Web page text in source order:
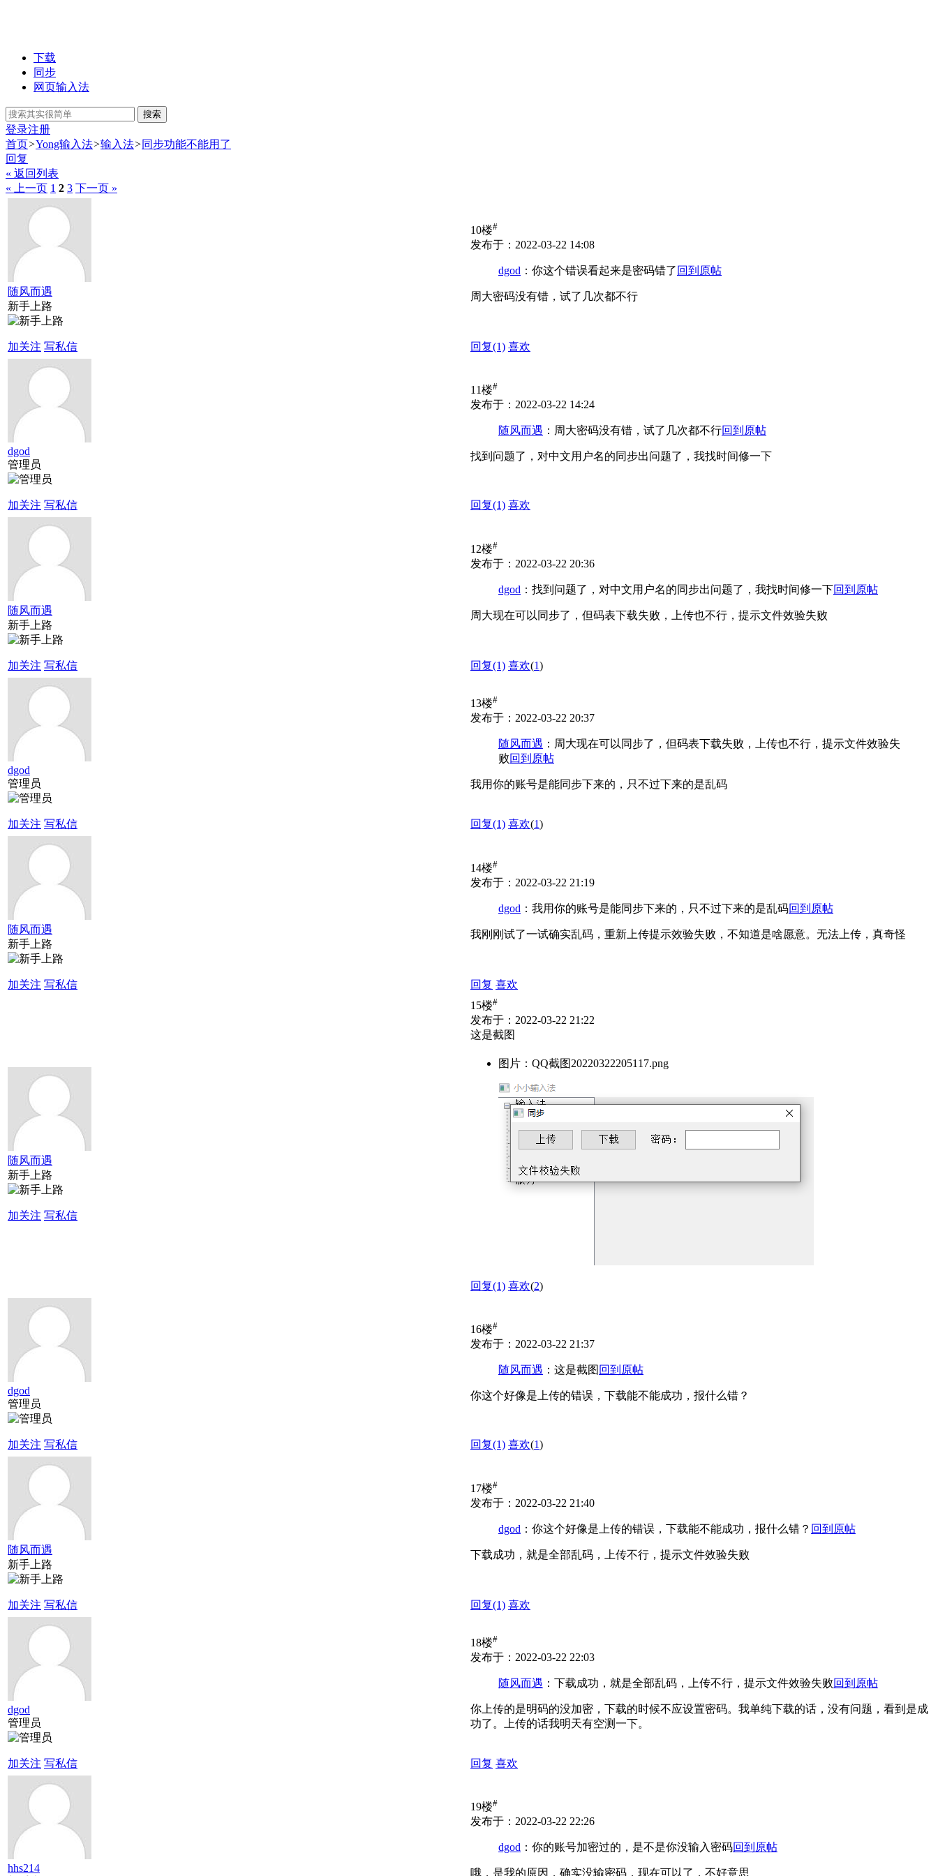
下载
同步
网页输入法
搜索
登录注册
首页>Yong输入法>输入法>同步功能不能用了
回复
« 返回列表
« 上一页 1 2 3 下一页 »
随风而遇
新手上路
加关注 写私信
10楼#
发布于：2022-03-22 14:08
dgod ：你这个错误看起来是密码错了 回到原帖
周大密码没有错，试了几次都不行
回复(1) 喜欢
dgod
管理员
加关注 写私信
11楼#
发布于：2022-03-22 14:24
随风而遇 ：周大密码没有错，试了几次都不行回到原帖
找到问题了，对中文用户名的同步出问题了，我找时间修一下
回复(1) 喜欢
随风而遇
新手上路
加关注 写私信
12楼#
发布于：2022-03-22 20:36
dgod ：找到问题了，对中文用户名的同步出问题了，我找时间修一下回到原帖
周大现在可以同步了，但码表下载失败，上传也不行，提示文件效验失败
回复(1) 喜欢(1)
dgod
管理员
加关注 写私信
13楼#
发布于：2022-03-22 20:37
随风而遇 ：周大现在可以同步了，但码表下载失败，上传也不行，提示文件效验失
败回到原帖
我用你的账号是能同步下来的，只不过下来的是乱码
回复(1) 喜欢(1)
随风而遇
新手上路
加关注 写私信
14楼#
发布于：2022-03-22 21:19
dgod ：我用你的账号是能同步下来的，只不过下来的是乱码回到原帖
我刚刚试了一试确实乱码，重新上传提示效验失败，不知道是啥愿意。无法上传，真奇怪
回复 喜欢
随风而遇
新手上路
加关注 写私信
15楼#
发布于：2022-03-22 21:22
这是截图
图片：QQ截图20220322205117.png
回复(1) 喜欢(2)
dgod
管理员
加关注 写私信
16楼#
发布于：2022-03-22 21:37
随风而遇 ：这是截图 回到原帖
你这个好像是上传的错误，下载能不能成功，报什么错？
回复(1) 喜欢(1)
随风而遇
新手上路
加关注 写私信
17楼#
发布于：2022-03-22 21:40
dgod ：你这个好像是上传的错误，下载能不能成功，报什么错？ 回到原帖
下载成功，就是全部乱码，上传不行，提示文件效验失败
回复(1) 喜欢
dgod
管理员
加关注 写私信
18楼#
发布于：2022-03-22 22:03
随风而遇 ：下载成功，就是全部乱码，上传不行，提示文件效验失败回到原帖
你上传的是明码的没加密，下载的时候不应设置密码。我单纯下载的话，没有问题，看到是成
功了。上传的话我明天有空测一下。
回复 喜欢
hhs214
19楼#
发布于：2022-03-22 22:26
dgod ：你的账号加密过的，是不是你没输入密码回到原帖
哦，是我的原因，确实没输密码，现在可以了，不好意思